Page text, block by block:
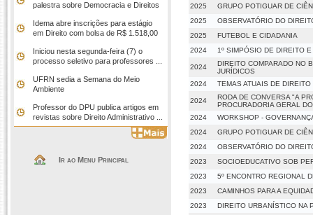
palestra sobre Democracia e Direitos
Idema abre inscrições para estágio
em Direito com bolsa de R$ 1.518,00
Iniciou nesta segunda-feira (7) o
processo seletivo para professores ...
UFRN sedia a Semana do Meio
Ambiente
Professor do DPU publica artigos em
revistas sobre Direito Administrativo ...
Ir ao Menu Principal
2025
GRUPO POTIGUAR DE
2025
OBSERVATÓRIO DO
2025
FUTEBOL E CIDADANIA
2024
1º SIMPÓSIO DE DIREITO
2024
DIREITO COMPARADO NO
JURÍDICOS
2024
TEMAS ATUAIS DE
2024
RODA DE CONVERSA "A
PROCURADORIA GERAL
2024
WORKSHOP -
2024
GRUPO POTIGUAR DE
2024
OBSERVATÓRIO DO
2023
SOCIOEDUCATIVO SOB
2023
5º ENCONTRO REGIONAL
2023
CAMINHOS PARA A
2023
DIREITO URBANÍSTICO NA